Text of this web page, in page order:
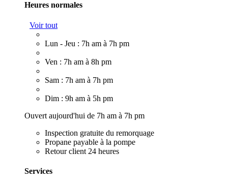
Heures normales
Voir tout
Lun - Jeu : 7h am à 7h pm
Ven : 7h am à 8h pm
Sam : 7h am à 7h pm
Dim : 9h am à 5h pm
Ouvert aujourd'hui de 7h am à 7h pm
Inspection gratuite du remorquage
Propane payable à la pompe
Retour client 24 heures
Services